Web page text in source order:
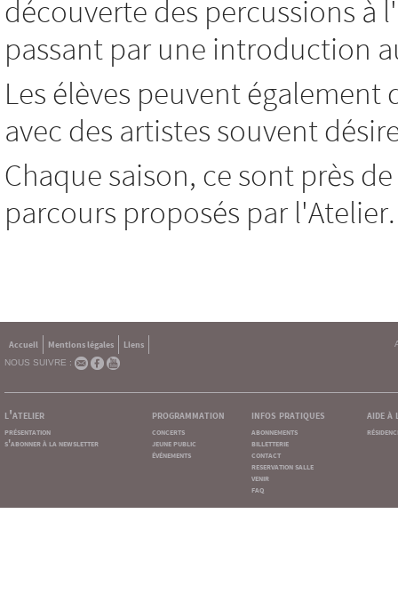
découverte des percussions
passant par une introduction
Les élèves peuvent
avec des artistes souvent
Chaque saison, ce sont près
parcours proposés par l'Atelier.
Accueil Mentions légales
Liens
NOUS SUIVRE :
l'atelier
présentation
s'abonner à la newsletter
programmation
concerts
jeune public
événements
infos pratiques
abonnements
billetterie
contact
reservation salle
venir
faq
aide